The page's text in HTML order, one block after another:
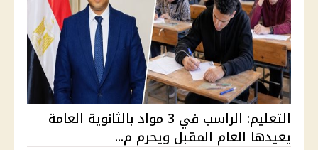
التعليم: الراسب في 3 مواد بالثانوية العامة
يعيدها العام المقبل ويحرم م...